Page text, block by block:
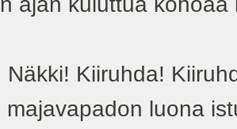
Näkki! Kiiruhda!
majavapadon luona